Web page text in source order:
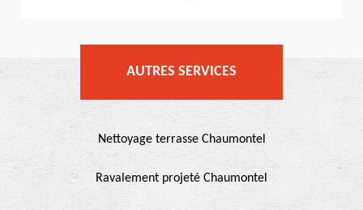
AUTRES SERVICES
Nettoyage terrasse Chaumontel
Ravalement projeté Chaumontel